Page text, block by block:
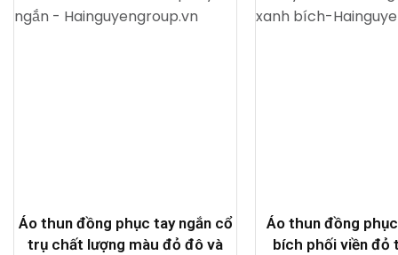
Áo thun đồng phục tay ngắn cổ
trụ chất lượng màu đỏ đô và
Áo thun đồng
bích phối viền đỏ